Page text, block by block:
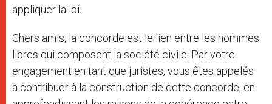
appliquer la loi.
Chers amis, la concorde est le lien entre les hommes
libres qui composent la société civile. Par votre
engagement en tant que juristes, vous êtes appelés
à contribuer à la construction de cette concorde, en